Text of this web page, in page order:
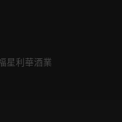
星利華酒業